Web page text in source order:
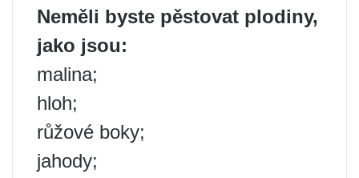
Neměli byste pěstovat plodiny,
jako jsou:
malina;
hloh;
růžové boky;
jahody;